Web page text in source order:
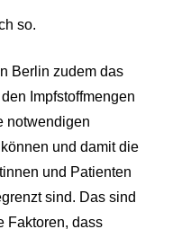
so.
Berlin zudem das
Impfstoffmengen
notwendigen
und damit die
und Patienten
sind. Das sind
Faktoren, dass